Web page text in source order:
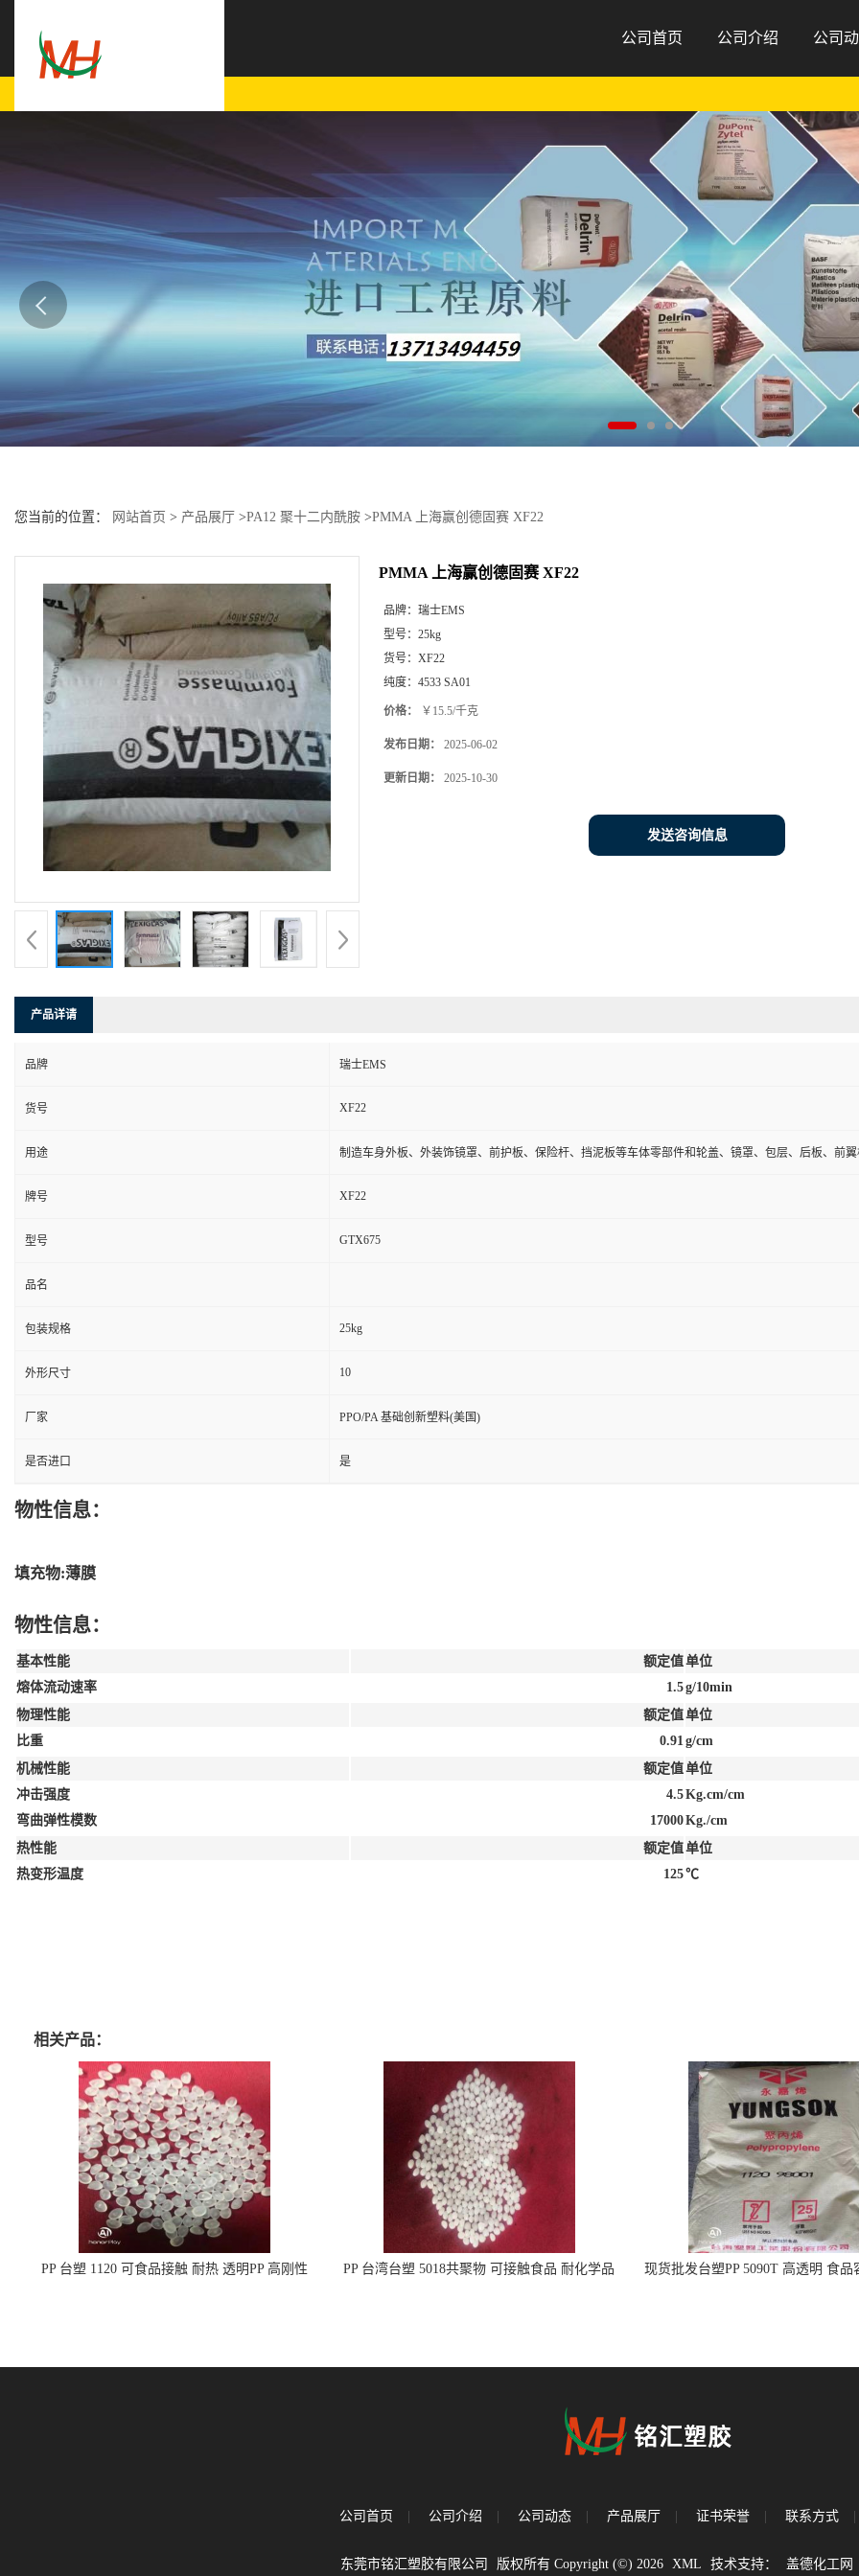
公司首页 公司介绍 公司
您当前的位置： 网站首页 > 产品展厅 >PA12 聚十二内酰胺 >PMMA 上海赢创德固赛 XF22
PMMA 上海赢创德固赛 XF22
品牌： 瑞士EMS
型号： 25kg
货号： XF22
纯度： 4533 SA01
价格： ￥15.5/千克
发布日期： 2025-06-02
更新日期： 2025-10-30
发送咨询信息
产品详请
品牌 瑞士EMS
货号 XF22
用途 制造车身外板、外装饰镜罩、前护板、保险杆、挡泥板等车体零部件和轮盖、镜罩、包层、后板、前
牌号 XF22
型号 GTX675
品名
包装规格 25kg
外形尺寸 10
厂家 PPO/PA 基础创新塑料(美国)
是否进口 是
物性信息：
填充物:薄膜
物性信息：
基本性能 额定值单位
熔体流动速率
1.5g/10min
物理性能
额定值单位
比重
0.91g/cm
机械性能
额定值单位
冲击强度
4.5Kg.cm/cm
弯曲弹性模数
17000Kg./cm
热性能
额定值单位
热变形温度
125℃
相关产品：
PP 台塑 1120 可食品接触 耐热 透明PP 高刚性
PP 台湾台塑 5018共聚物 可接触食品 耐化学品
现货批发台塑PP 5090T 高透明 食品
公司首页 公司介绍 公司动态 产品展厅 证书荣誉 联系方式
东莞市铭汇塑胶有限公司 版权所有 Copyright (©) 2026 XML 技术支持： 盖德化工网